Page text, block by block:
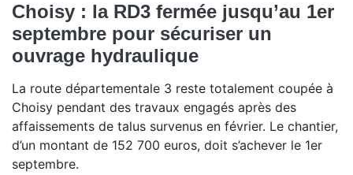
Choisy : la RD3 fermée jusqu’au 1er
septembre pour sécuriser un
ouvrage hydraulique
La route départementale 3 reste totalement coupée à
Choisy pendant des travaux engagés après des
affaissements de talus survenus en février. Le chantier,
d’un montant de 152 700 euros, doit s’achever le 1er
septembre.